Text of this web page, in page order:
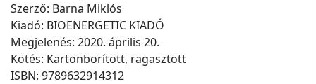
Szerző: Barna Miklós
Kiadó: BIOENERGETIC KIADÓ
Megjelenés: 2020. április 20.
Kötés: Kartonborított, ragasztott
ISBN: 9789632914312